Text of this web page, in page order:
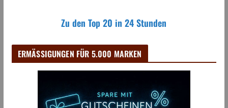
Zu den Top 20 in 24 Stunden
ERMÄSSIGUNGEN FÜR 5.000 MARKEN